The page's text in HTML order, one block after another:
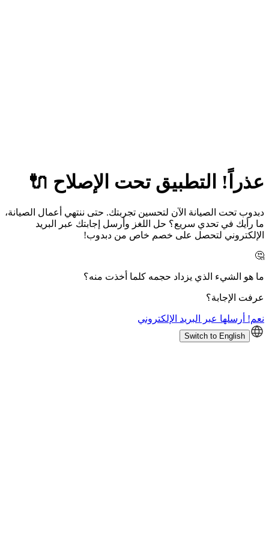
عذراً! التطبيق تحت الإصلاح 🔌
دبدوب تحت الصيانة الآن لتحسين تجربتك. حتى ننتهي أعمال الصيانة،
ما رأيك في تحدي سريع؟ حل اللغز وأرسل إجابتك عبر البريد
الإلكتروني لتحصل على خصم خاص من دبدوب!
🤔
ما هو الشيء الذي يزداد حجمه كلما أخذت منه؟
عرفت الإجابة؟
نعم! أرسلها عبر البريد الإلكتروني
Switch to English